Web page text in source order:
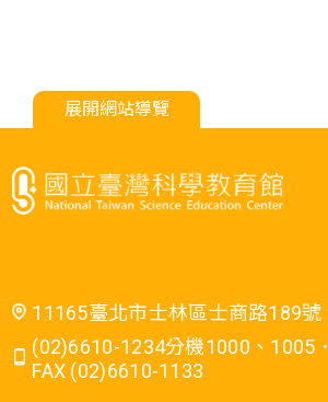
展開網站導覽
11165臺北市士林區士商路189號
(02)6610-1234分機1000、1005．
FAX (02)6610-1133